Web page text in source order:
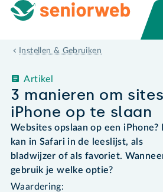
Instellen & Gebruiken
3 manieren om
iPhone op te slaan
Artikel
Websites opslaan op een iPhone?
kan in Safari in de leeslijst, als
bladwijzer of als favoriet.
gebruik je welke optie?
Waardering: